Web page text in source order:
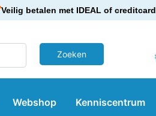
Veilig betalen met IDEAL of creditcard
Webshop Kenniscentrum